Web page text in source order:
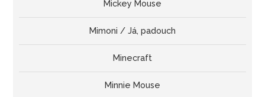
Mickey Mouse
Mimoni / Já, padouch
Minecraft
Minnie Mouse